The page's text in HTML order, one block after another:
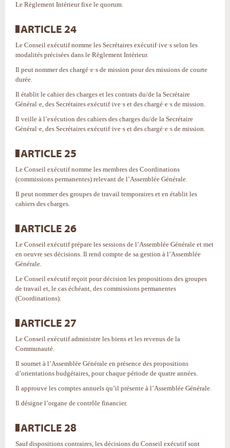
Le Règlement Intérieur fixe le quorum.
ARTICLE 24
Le Conseil exécutif nomme les Secrétaires exécutif·ive·s selon les
modalités précisées dans le Règlement Intérieur.
Il peut nommer des chargé·e·s de mission pour des missions de courte
durée.
Il établit le cahier des charges et les contrats du/de la Secrétaire
Général·e, des Secrétaires exécutif·ive·s et des chargé·e·s de mission.
Il veille à l’exécution des cahiers des charges du/de la Secrétaire
Général·e, des Secrétaires exécutif·ive·s et des chargé·e·s de mission.
ARTICLE 25
Le Conseil exécutif nomme les membres des Coordinations
(commissions permanentes) relevant de l’Assemblée Générale.
Il peut nommer des groupes de travail temporaires et en établit les
cahiers des charges.
ARTICLE 26
Le Conseil exécutif prépare les sessions de l’Assemblée Générale et met
en oeuvre ses décisions. Il rend compte de sa gestion à l’Assemblée
Générale.
Le Conseil exécutif reçoit pour décision les propositions des groupes
de travail et, le cas échéant, des commissions permanentes
(Coordinations).
ARTICLE 27
Le Conseil exécutif administre les biens et les revenus de la
Communauté.
Il soumet à l’Assemblée Générale en présence des propositions
d’orientations budgétaires, pour chaque période de quatre années.
Il approuve les comptes annuels qu’il présente à l’Assemblée Générale.
Il désigne l’organe de contrôle financier.
ARTICLE 28
Sauf dispositions contraires, les décisions du Conseil exécutif sont